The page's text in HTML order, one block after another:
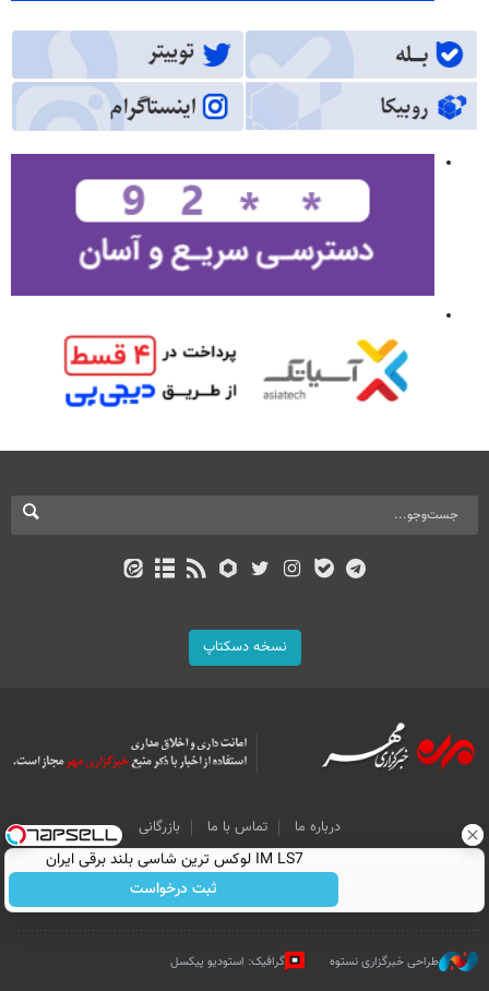
نسخه دسکتاپ
درباره ما تماس با ما
بازرگانی
All Content by Mehr News Agency is licensed under a Creative Commons
Attribution 4.0 International License.
طراحی خبرگزاری نستوه گرافیک: استودیو پیکسل
IM LS7 لوکس ترین شاسی بلند برقی ایران
ثبت درخواست